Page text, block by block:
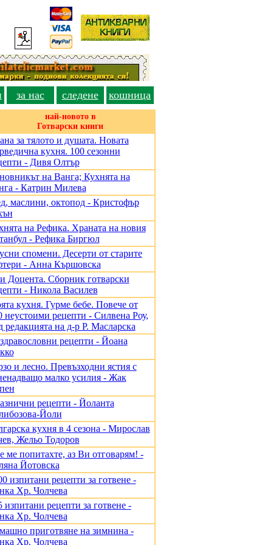
за нас следене кошница
най-новото в
Готварски книги
за тялото и душата. Новата
кухня. 100 сезонни
- Дивя Олтър
на Ванга; Кухнята на
- Катрин Милева
маслини, октопод - Кристофър
на Рефика. Храната на новия
- Рефика Биргюл
спомени. Десерти от старите
- Анна Кършовска
Доцента. Сборник готварски
- Никола Василев
кухня. Гурме бебе. Повече от
неустоими рецепти - Силвена Роу,
редакцията на д-р Р. Масларска
рецепти - Йоана
и лесно. Превъзходни ястия с
малко усилия - Жак
рецепти - Йоланта
Йоли
кухня в 4 сезона - Мирослав
Жельо Тодоров
ме попитахте, аз Ви отговарям! -
Йотовска
изпитани рецепти за готвене -
Хр. Чолчева
изпитани рецепти за готвене -
Хр. Чолчева
приготвяне на зимнина -
Хр. Чолчева